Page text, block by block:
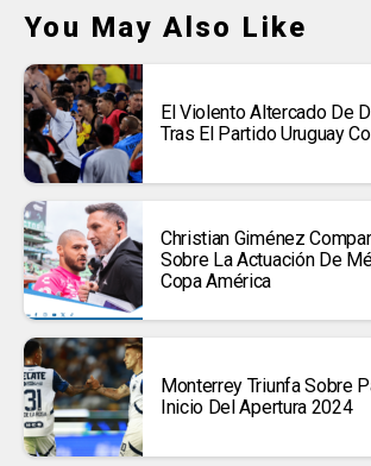
You May Also Like
El Violento Altercado De
Tras El Partido Uruguay
Christian Giménez
Sobre La Actuación De
Copa América
Monterrey Triunfa Sobre
Inicio Del Apertura 2024